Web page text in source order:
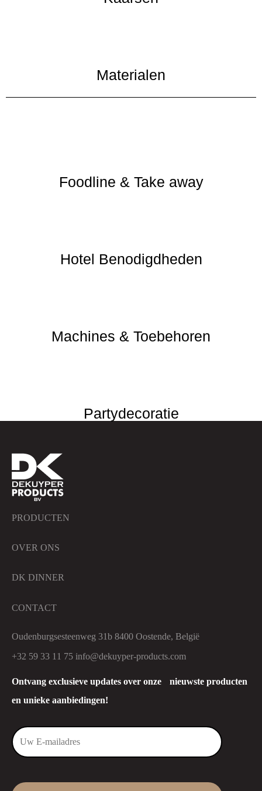
Materialen
Foodline & Take away
Hotel Benodigdheden
Machines & Toebehoren
Partydecoratie
Ontvang exclusieve updates over onze nieuwste producten
en unieke aanbiedingen!
PRODUCTEN
OVER ONS
DK DINNER
CONTACT
Oudenburgsesteenweg 31b 8400 Oostende, België
+32 59 33 11 75 info@dekuyper-products.com